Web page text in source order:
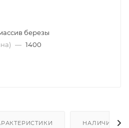
березы
— 1400
НАЛИЧИЕ